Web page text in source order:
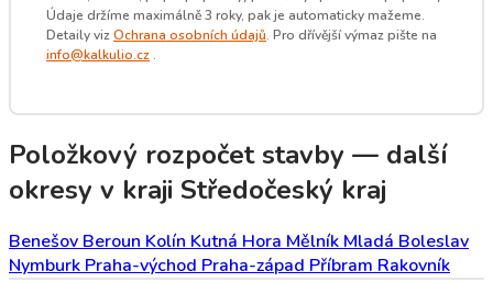
Údaje držíme maximálně 3 roky, pak je automaticky mažeme.
Detaily vizOchrana osobních údajů. Pro dřívější výmaz pište na
info@kalkulio.cz .
Položkový rozpočet stavby — další
okresy v kraji Středočeský kraj
Benešov Beroun Kolín Kutná Hora Mělník Mladá Boleslav
Nymburk Praha-východ Praha-západ Příbram Rakovník